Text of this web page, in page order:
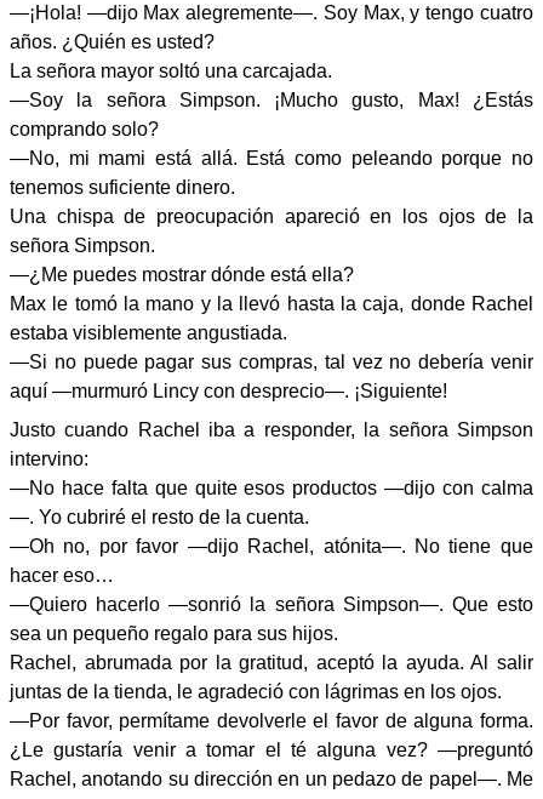
—¡Hola! —dijo Max alegremente—. Soy Max, y tengo cuatro
años. ¿Quién es usted?
La señora mayor soltó una carcajada.
—Soy la señora Simpson. ¡Mucho gusto, Max! ¿Estás
comprando solo?
—No, mi mami está allá. Está como peleando porque no
tenemos suficiente dinero.
Una chispa de preocupación apareció en los ojos de la
señora Simpson.
—¿Me puedes mostrar dónde está ella?
Max le tomó la mano y la llevó hasta la caja, donde Rachel
estaba visiblemente angustiada.
—Si no puede pagar sus compras, tal vez no debería venir
aquí —murmuró Lincy con desprecio—. ¡Siguiente!
Justo cuando Rachel iba a responder, la señora Simpson
intervino:
—No hace falta que quite esos productos —dijo con calma
—. Yo cubriré el resto de la cuenta.
—Oh no, por favor —dijo Rachel, atónita—. No tiene que
hacer eso…
—Quiero hacerlo —sonrió la señora Simpson—. Que esto
sea un pequeño regalo para sus hijos.
Rachel, abrumada por la gratitud, aceptó la ayuda. Al salir
juntas de la tienda, le agradeció con lágrimas en los ojos.
—Por favor, permítame devolverle el favor de alguna forma.
¿Le gustaría venir a tomar el té alguna vez? —preguntó
Rachel, anotando su dirección en un pedazo de papel—. Me